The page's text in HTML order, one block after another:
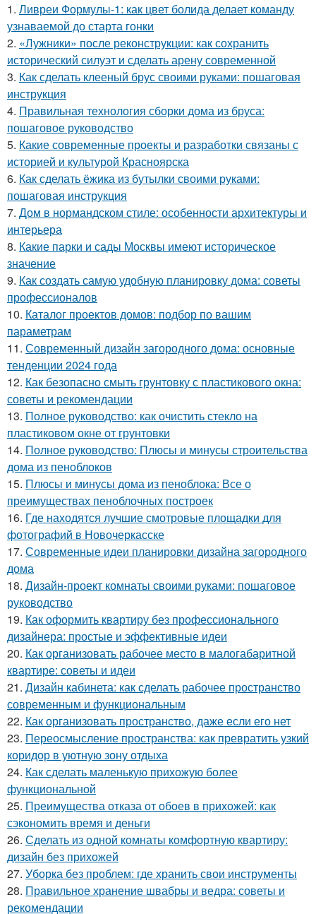
1. Ливреи Формулы-1: как цвет болида делает команду
узнаваемой до старта гонки
2. «Лужники» после реконструкции: как сохранить
исторический силуэт и сделать арену современной
3. Как сделать клееный брус своими руками: пошаговая
инструкция
4. Правильная технология сборки дома из бруса:
пошаговое руководство
5. Какие современные проекты и разработки связаны с
историей и культурой Красноярска
6. Как сделать ёжика из бутылки своими руками:
пошаговая инструкция
7. Дом в нормандском стиле: особенности архитектуры и
интерьера
8. Какие парки и сады Москвы имеют историческое
значение
9. Как создать самую удобную планировку дома: советы
профессионалов
10. Каталог проектов домов: подбор по вашим
параметрам
11. Современный дизайн загородного дома: основные
тенденции 2024 года
12. Как безопасно смыть грунтовку с пластикового окна:
советы и рекомендации
13. Полное руководство: как очистить стекло на
пластиковом окне от грунтовки
14. Полное руководство: Плюсы и минусы строительства
дома из пеноблоков
15. Плюсы и минусы дома из пеноблока: Все о
преимуществах пеноблочных построек
16. Где находятся лучшие смотровые площадки для
фотографий в Новочеркасске
17. Современные идеи планировки дизайна загородного
дома
18. Дизайн-проект комнаты своими руками: пошаговое
руководство
19. Как оформить квартиру без профессионального
дизайнера: простые и эффективные идеи
20. Как организовать рабочее место в малогабаритной
квартире: советы и идеи
21. Дизайн кабинета: как сделать рабочее пространство
современным и функциональным
22. Как организовать пространство, даже если его нет
23. Переосмысление пространства: как превратить узкий
коридор в уютную зону отдыха
24. Как сделать маленькую прихожую более
функциональной
25. Преимущества отказа от обоев в прихожей: как
сэкономить время и деньги
26. Сделать из одной комнаты комфортную квартиру:
дизайн без прихожей
27. Уборка без проблем: где хранить свои инструменты
28. Правильное хранение швабры и ведра: советы и
рекомендации